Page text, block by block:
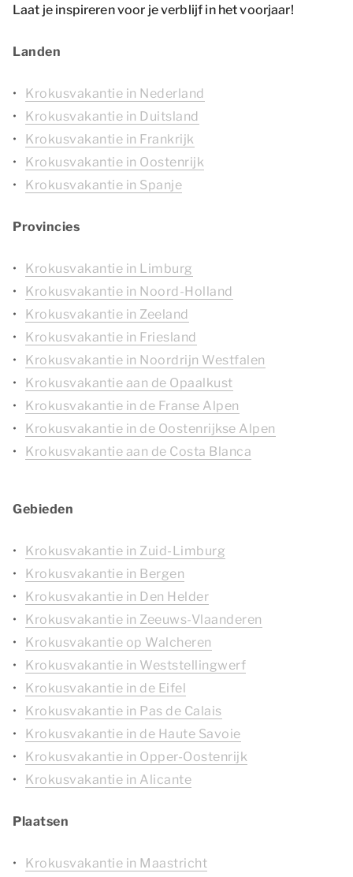
Laat je inspireren voor je verblijf in het voorjaar!
Landen
Krokusvakantie in Nederland
Krokusvakantie in Duitsland
Krokusvakantie in Frankrijk
Krokusvakantie in Oostenrijk
Krokusvakantie in Spanje
Provincies
Krokusvakantie in Limburg
Krokusvakantie in Noord-Holland
Krokusvakantie in Zeeland
Krokusvakantie in Friesland
Krokusvakantie in Noordrijn Westfalen
Krokusvakantie aan de Opaalkust
Krokusvakantie in de Franse Alpen
Krokusvakantie in de Oostenrijkse Alpen
Krokusvakantie aan de Costa Blanca
Gebieden
Krokusvakantie in Zuid-Limburg
Krokusvakantie in Bergen
Krokusvakantie in Den Helder
Krokusvakantie in Zeeuws-Vlaanderen
Krokusvakantie op Walcheren
Krokusvakantie in Weststellingwerf
Krokusvakantie in de Eifel
Krokusvakantie in Pas de Calais
Krokusvakantie in de Haute Savoie
Krokusvakantie in Opper-Oostenrijk
Krokusvakantie in Alicante
Plaatsen
Krokusvakantie in Maastricht